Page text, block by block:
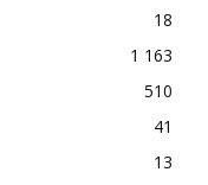
18
1 163
510
41
13